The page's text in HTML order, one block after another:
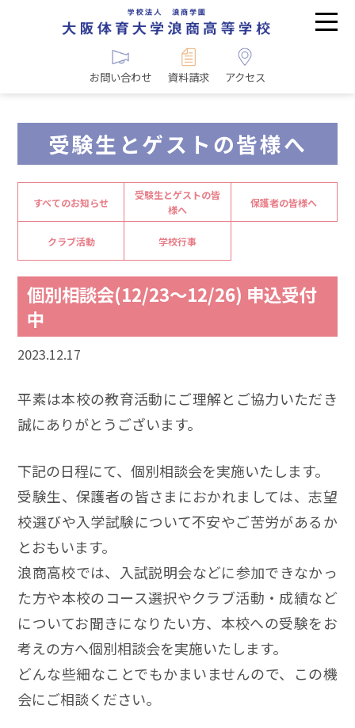
お問い合わせ 資料請求 アクセス
受験生とゲストの皆様へ
すべてのお知らせ
受験生とゲストの皆
様へ
保護者の皆様へ
クラブ活動 学校行事
個別相談会(12/23～12/26) 申込受付
中
2023.12.17
平素は本校の教育活動にご理解とご協力いただき
誠にありがとうございます。
下記の日程にて、個別相談会を実施いたします。
受験生、保護者の皆さまにおかれましては、志望
校選びや入学試験について不安やご苦労があるか
とおもいます。
浪商高校では、入試説明会などに参加できなかっ
た方や本校のコース選択やクラブ活動・成績など
についてお聞きになりたい方、本校への受験をお
考えの方へ個別相談会を実施いたします。
どんな些細なことでもかまいませんので、この機
会にご相談ください。